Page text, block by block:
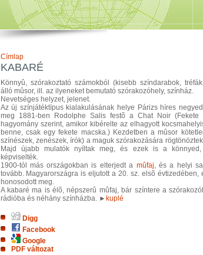
Címlap
KABARÉ
Könnyû, szórakoztató számokból (kisebb színdarabok,
álló mûsor, ill. az ilyeneket bemutató szórakozóhely, színház.
Nevetséges helyzet, jelenet.
Az új színjátéktípus kialakulásának helye Párizs híres
meg 1881-ben Rodolphe Salis festõ a Chat Noir (Fekete
hagyomány szerint, amikor kibérelte az elhagyott
benne, csak egy fekete macska.) Kezdetben a mûsor
színészek, zenészek, írók) a maguk szórakozására
Majd újabb mulatók nyíltak meg, és ezek is a könnyed,
képviselték.
1900-tól más országokban is elterjedt a mûfaj, és a helyi
tovább. Magyarországra is eljutott a 20. sz. elsõ évtizedében,
honosodott meg.
A kabaré ma is élõ, népszerû mûfaj, bár színtere a
rádióba és néhány színházba. ► kuplé
Digg
Facebook
Google
PDF változat